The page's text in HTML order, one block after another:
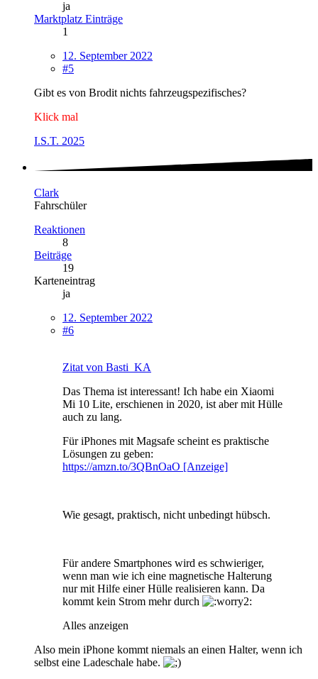
ja
Marktplatz Einträge
1
12. September 2022
#5
Gibt es von Brodit nichts fahrzeugspezifisches?
Klick mal
I.S.T. 2025
Clark
Fahrschüler
Reaktionen
8
Beiträge
19
Karteneintrag
ja
12. September 2022
#6
Zitat von Basti_KA
Das Thema ist interessant! Ich habe ein Xiaomi
Mi 10 Lite, erschienen in 2020, ist aber mit Hülle
auch zu lang.
Für iPhones mit Magsafe scheint es praktische
Lösungen zu geben:
https://amzn.to/3QBnOaO [Anzeige]
Wie gesagt, praktisch, nicht unbedingt hübsch.
Für andere Smartphones wird es schwieriger,
wenn man wie ich eine magnetische Halterung
nur mit Hilfe einer Hülle realisieren kann. Da
kommt kein Strom mehr durch
Alles anzeigen
Also mein iPhone kommt niemals an einen Halter, wenn ich
selbst eine Ladeschale habe.